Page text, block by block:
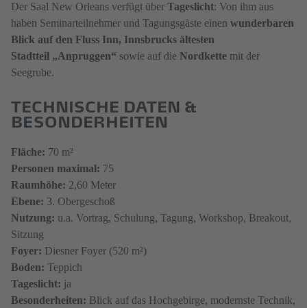
Der Saal New Orleans verfügt über Tageslicht: Von ihm aus
haben Seminarteilnehmer und Tagungsgäste einen wunderbaren
Blick auf den Fluss Inn, Innsbrucks ältesten
Stadtteil „Anpruggen“​​​​​ sowie auf die Nordkette mit der
Seegrube.
TECHNISCHE DATEN &
BESONDERHEITEN
Fläche: 70 m²
Personen​​​ maximal: 75
Raumhöhe: 2,60 Meter
Ebene: 3. Obergeschoß
Nutzung: u.a. Vortrag, Schulung, Tagung, Workshop, Breakout,
Sitzung​​​​​​
Foyer: Diesner Foyer (520 m²)
Boden: Teppich
Tageslicht: ja
Besonderheiten: Blick auf das Hochgebirge, modernste Technik,